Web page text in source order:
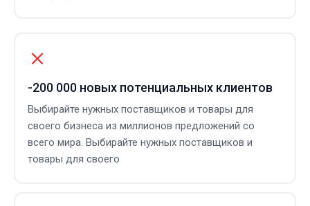
-200 000 новых потенциальных клиентов
Выбирайте нужных поставщиков и товары для
своего бизнеса из миллионов предложений со
всего мира. Выбирайте нужных поставщиков и
товары для своего